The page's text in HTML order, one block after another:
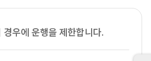
경우에 운행을 제한합니다.